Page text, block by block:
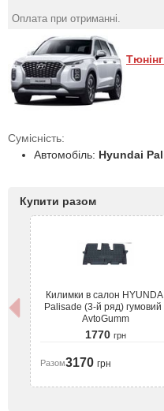
Оплата при отриманні.
Сумісність:
Автомобіль: Hyundai
Купити разом
Килимки в салон HYUNDAI
Palisade (3-й ряд) гумовий
AvtoGumm
1770 грн
Разом3170 грн